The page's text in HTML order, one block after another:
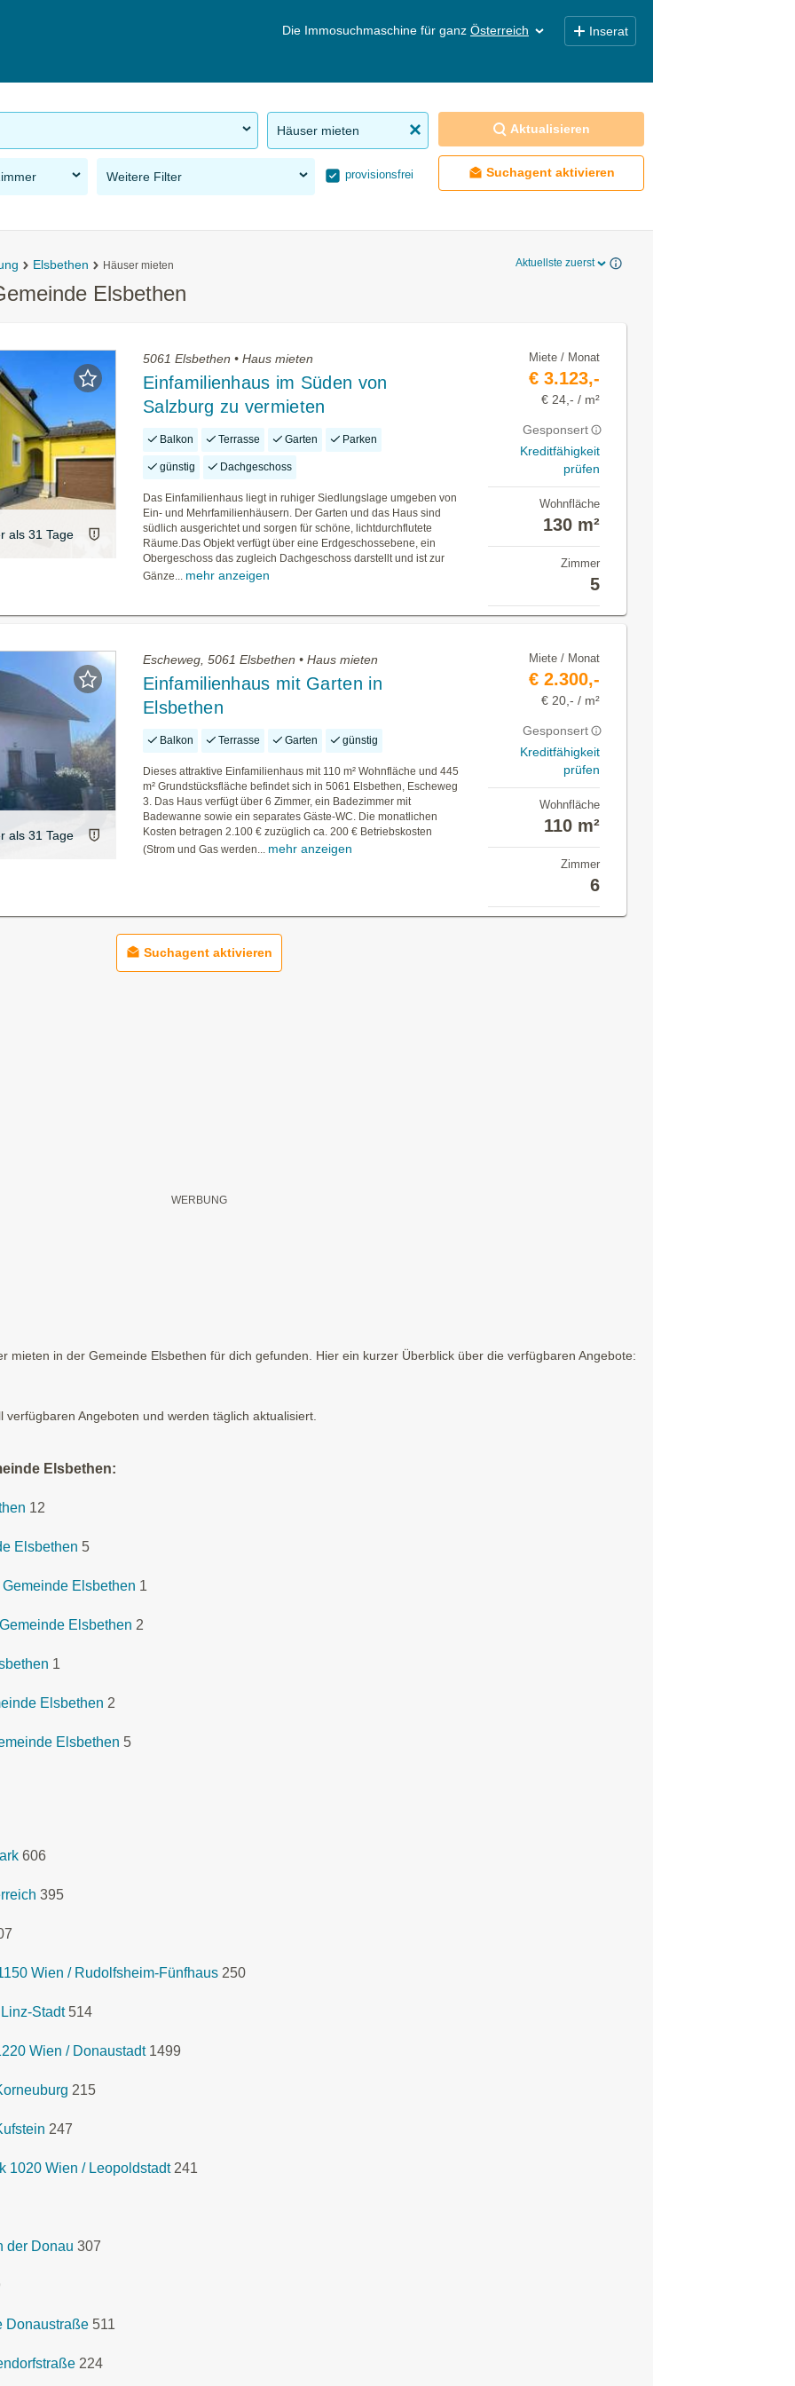
Die Immosuchmaschine für ganz Österreich Inserat
Häuser mieten
Weitere Filter provisionsfrei
Aktualisieren
Suchagent aktivieren
Elsbethen Häuser mieten Aktuellste zuerst
Elsbethen
als 31 Tage
5061 Elsbethen • Haus mieten
Einfamilienhaus im Süden von
Salzburg zu vermieten
Balkon Terrasse Garten Parken
günstig Dachgeschoss
Das Einfamilienhaus liegt in ruhiger Siedlungslage umgeben von
Ein- und Mehrfamilienhäusern. Der Garten und das Haus sind
südlich ausgerichtet und sorgen für schöne, lichtdurchflutete
Räume.Das Objekt verfügt über eine Erdgeschossebene, ein
Obergeschoss das zugleich Dachgeschoss darstellt und ist zur
Gänze... mehr anzeigen
Miete / Monat
€ 3.123,-
€ 24,- / m²
Gesponsert
Kreditfähigkeit
prüfen
Wohnfläche
130 m²
Zimmer
5
als 31 Tage
Escheweg, 5061 Elsbethen • Haus mieten
Einfamilienhaus mit Garten in
Elsbethen
Balkon Terrasse Garten günstig
Dieses attraktive Einfamilienhaus mit 110 m² Wohnfläche und 445
m² Grundstücksfläche befindet sich in 5061 Elsbethen, Escheweg
3. Das Haus verfügt über 6 Zimmer, ein Badezimmer mit
Badewanne sowie ein separates Gäste-WC. Die monatlichen
Kosten betragen 2.100 € zuzüglich ca. 200 € Betriebskosten
(Strom und Gas werden... mehr anzeigen
Miete / Monat
€ 2.300,-
€ 20,- / m²
Gesponsert
Kreditfähigkeit
prüfen
Wohnfläche
110 m²
Zimmer
6
Suchagent aktivieren
mieten in der Gemeinde Elsbethen für dich gefunden. Hier ein kurzer Überblick über die verfügbaren Angebote:
Angeboten und werden täglich aktualisiert.
Elsbethen:
12
Elsbethen 5
Elsbethen 1
Elsbethen 2
1
Elsbethen 2
Elsbethen 5
606
395
Wien / Rudolfsheim-Fünfhaus 250
Stadt 514
Wien / Donaustadt 1499
215
247
1020 Wien / Leopoldstadt 241
der Donau 307
Donaustraße 511
224